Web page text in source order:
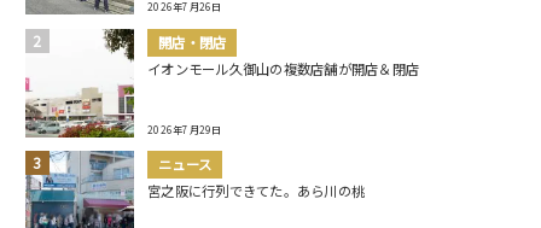
2026年7月26日
開店・閉店
イオンモール久御山の複数店舗が開店＆閉店
2026年7月29日
ニュース
宮之阪に行列できてた。あら川の桃